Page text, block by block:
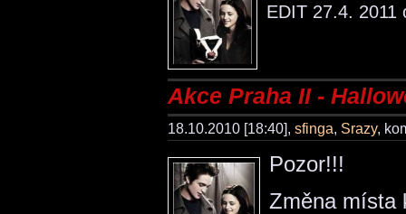
EDIT 27.4. 2011
Akce Praha II -
18.10.2010 [18:40], sfinga, Srazy,
Pozor!!!
Změna místa